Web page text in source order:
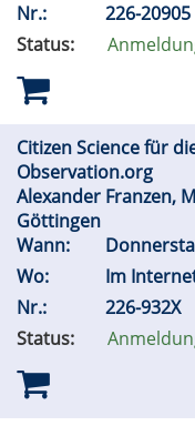
Nr.:
226-20905
Status:
Citizen Science für
Observation.org
Alexander Franzen,
Göttingen
Wann:
Wo:
Im
Nr.:
226-932X
Status: